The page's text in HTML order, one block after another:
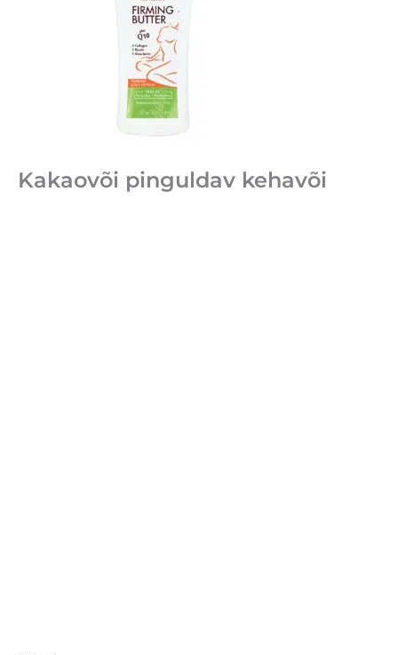
Kakaovõi pinguldav kehavõi